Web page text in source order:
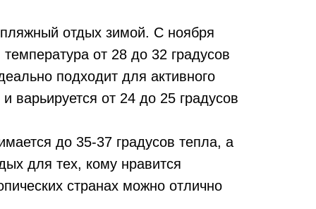
отдых зимой. С ноября
от 28 до 32 градусов
подходит для активного
от 24 до 25 градусов
до 35-37 градусов тепла, а
для тех, кому нравится
странах можно отлично